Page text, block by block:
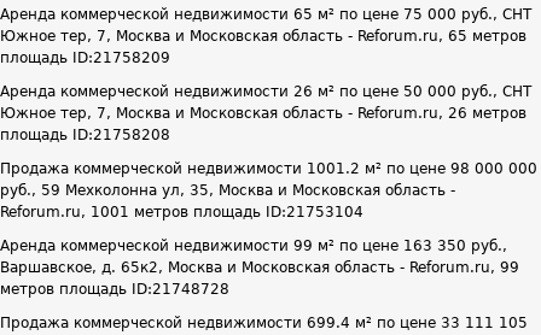
Аренда коммерческой недвижимости 65 м² по цене 75 000 руб., СНТ
Южное тер, 7, Москва и Московская область - Reforum.ru, 65 метров
площадь ID:21758209
Аренда коммерческой недвижимости 26 м² по цене 50 000 руб., СНТ
Южное тер, 7, Москва и Московская область - Reforum.ru, 26 метров
площадь ID:21758208
Продажа коммерческой недвижимости 1001.2 м² по цене 98 000 000
руб., 59 Мехколонна ул, 35, Москва и Московская область -
Reforum.ru, 1001 метров площадь ID:21753104
Аренда коммерческой недвижимости 99 м² по цене 163 350 руб.,
Варшавское, д. 65к2, Москва и Московская область - Reforum.ru, 99
метров площадь ID:21748728
Продажа коммерческой недвижимости 699.4 м² по цене 33 111 105